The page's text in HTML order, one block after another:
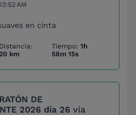
AM
en cinta
Distancia:
km
Tiempo:1h
58m 15s
DE
2026 día 26 via